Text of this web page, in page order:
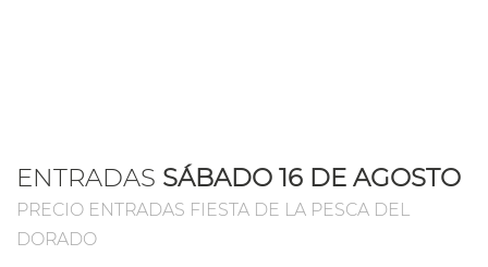
ENTRADAS SÁBADO 16 DE AGOSTO
PRECIO ENTRADAS FIESTA DE LA PESCA DEL
DORADO